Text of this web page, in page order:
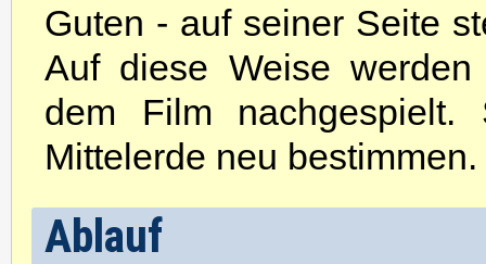
Guten - auf seiner Seite
Auf diese Weise
dem Film
Mittelerde neu bestimmen.
Ablauf